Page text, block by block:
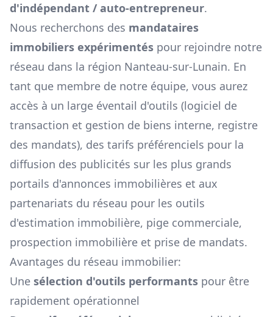
d'indépendant / auto-entrepreneur.
Nous recherchons des mandataires
immobiliers expérimentés pour rejoindre notre
réseau dans la région Nanteau-sur-Lunain. En
tant que membre de notre équipe, vous aurez
accès à un large éventail d'outils (logiciel de
transaction et gestion de biens interne, registre
des mandats), des tarifs préférenciels pour la
diffusion des publicités sur les plus grands
portails d'annonces immobilières et aux
partenariats du réseau pour les outils
d'estimation immobilière, pige commerciale,
prospection immobilière et prise de mandats.
Avantages du réseau immobilier:
Une sélection d'outils performants pour être
rapidement opérationnel